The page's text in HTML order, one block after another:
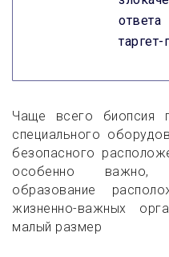
Чаще всего биопсия
специального
безопасного
особенно важно,
образование
жизненно-важных
малый размер